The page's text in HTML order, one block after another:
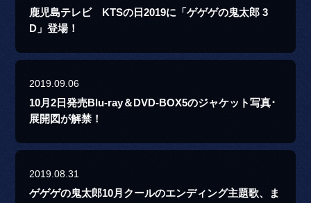
鹿児島テレビ KTSの日2019に「ゲゲゲの鬼太郎 3
D」登場！
2019.09.06
10月2日発売Blu-ray＆DVD-BOX5のジャケット写真･
展開図が解禁！
2019.08.31
ゲゲゲの鬼太郎10月クールのエンディング主題歌、ま